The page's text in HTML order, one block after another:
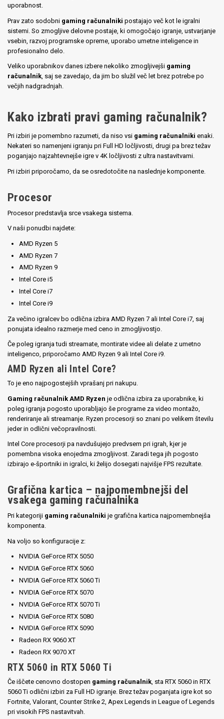
uporabnost.
Prav zato sodobni gaming računalniki postajajo več kot le igralni
sistemi. So zmogljive delovne postaje, ki omogočajo igranje, ustvarjanje
vsebin, razvoj programske opreme, uporabo umetne inteligence in
profesionalno delo.
Veliko uporabnikov danes izbere nekoliko zmogljivejši gaming
računalnik , saj se zavedajo, da jim bo služil več let brez potrebe po
večjih nadgradnjah.
Kako izbrati pravi gaming računalnik?
Pri izbiri je pomembno razumeti, da niso vsi gaming računalniki enaki.
Nekateri so namenjeni igranju pri Full HD ločljivosti, drugi pa brez težav
poganjajo najzahtevnejše igre v 4K ločljivosti z ultra nastavitvami.
Pri izbiri priporočamo, da se osredotočite na naslednje komponente.
Procesor
Procesor predstavlja srce vsakega sistema.
V naši ponudbi najdete:
AMD Ryzen 5
AMD Ryzen 7
AMD Ryzen 9
Intel Core i5
Intel Core i7
Intel Core i9
Za večino igralcev bo odlična izbira AMD Ryzen 7 ali Intel Core i7, saj
ponujata idealno razmerje med ceno in zmogljivostjo.
Če poleg igranja tudi streamate, montirate videe ali delate z umetno
inteligenco, priporočamo AMD Ryzen 9 ali Intel Core i9.
AMD Ryzen ali Intel Core?
To je eno najpogostejših vprašanj pri nakupu.
Gaming računalnik AMD Ryzen je odlična izbira za uporabnike, ki
poleg igranja pogosto uporabljajo še programe za video montažo,
renderiranje ali streamanje. Ryzen procesorji so znani po velikem številu
jeder in odlični večopravilnosti.
Intel Core procesorji pa navdušujejo predvsem pri igrah, kjer je
pomembna visoka enojedrna zmogljivost. Zaradi tega jih pogosto
izbirajo e-športniki in igralci, ki želijo dosegati najvišje FPS rezultate.
Grafična kartica – najpomembnejši del
vsakega gaming računalnika
Pri kategoriji gaming računalniki je grafična kartica najpomembnejša
komponenta.
Na voljo so konfiguracije z:
NVIDIA GeForce RTX 5050
NVIDIA GeForce RTX 5060
NVIDIA GeForce RTX 5060 Ti
NVIDIA GeForce RTX 5070
NVIDIA GeForce RTX 5070 Ti
NVIDIA GeForce RTX 5080
NVIDIA GeForce RTX 5090
Radeon RX 9060 XT
Radeon RX 9070 XT
RTX 5060 in RTX 5060 Ti
Če iščete cenovno dostopen gaming računalnik , sta RTX 5060 in RTX
5060 Ti odlični izbiri za Full HD igranje. Brez težav poganjata igre kot so
Fortnite, Valorant, Counter Strike 2, Apex Legends in League of Legends
pri visokih FPS nastavitvah.